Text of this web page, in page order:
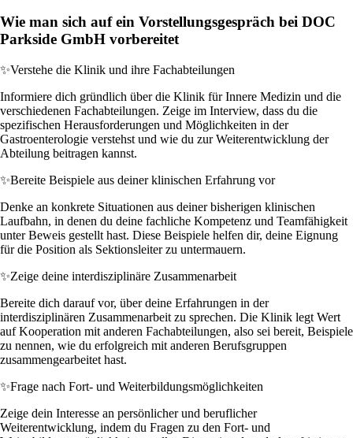
Wie man sich auf ein Vorstellungsgespräch bei DOC
Parkside GmbH vorbereitet
✨Verstehe die Klinik und ihre Fachabteilungen
Informiere dich gründlich über die Klinik für Innere Medizin und die
verschiedenen Fachabteilungen. Zeige im Interview, dass du die
spezifischen Herausforderungen und Möglichkeiten in der
Gastroenterologie verstehst und wie du zur Weiterentwicklung der
Abteilung beitragen kannst.
✨Bereite Beispiele aus deiner klinischen Erfahrung vor
Denke an konkrete Situationen aus deiner bisherigen klinischen
Laufbahn, in denen du deine fachliche Kompetenz und Teamfähigkeit
unter Beweis gestellt hast. Diese Beispiele helfen dir, deine Eignung
für die Position als Sektionsleiter zu untermauern.
✨Zeige deine interdisziplinäre Zusammenarbeit
Bereite dich darauf vor, über deine Erfahrungen in der
interdisziplinären Zusammenarbeit zu sprechen. Die Klinik legt Wert
auf Kooperation mit anderen Fachabteilungen, also sei bereit, Beispiele
zu nennen, wie du erfolgreich mit anderen Berufsgruppen
zusammengearbeitet hast.
✨Frage nach Fort- und Weiterbildungsmöglichkeiten
Zeige dein Interesse an persönlicher und beruflicher
Weiterentwicklung, indem du Fragen zu den Fort- und